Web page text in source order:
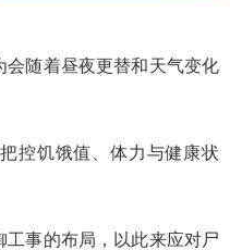
会随着昼夜更替和天气变化
控饥饿值、体力与健康状
事的布局，以此来应对尸